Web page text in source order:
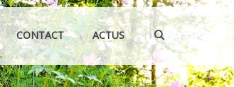
CONTACT ACTUS